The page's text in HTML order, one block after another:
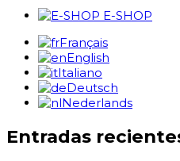
E-SHOP
Français
English
Italiano
Deutsch
Nederlands
Entradas